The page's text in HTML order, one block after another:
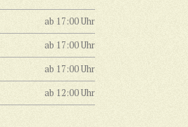
ab 17:00 Uhr
ab 17:00 Uhr
ab 17:00 Uhr
ab 12:00 Uhr